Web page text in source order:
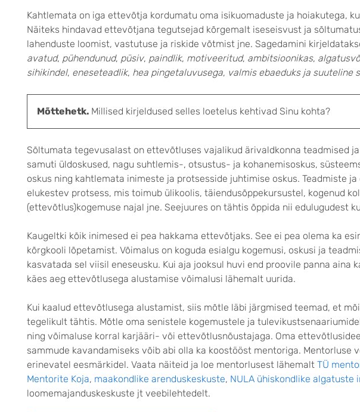
Kahtlemata on iga ettevõtja kordumatu oma isikuomaduste ja hoiakutega,
Näiteks hindavad ettevõtjana tegutsejad kõrgemalt iseseisvust ja
lahenduste loomist, vastutuse ja riskide võtmist jne. Sagedamini
avatud, pühendunud, püsiv, paindlik, motiveeritud, ambitsioonikas,
sihikindel, eneseteadlik, hea pingetaluvusega, valmis ebaeduks ja suuteline
Mõttehetk. Millised kirjeldused selles loetelus kehtivad Sinu kohta?
Sõltumata tegevusalast on ettevõtluses vajalikud ärivaldkonna teadmised
samuti üldoskused, nagu suhtlemis-, otsustus- ja kohanemisoskus,
oskus ning kahtlemata inimeste ja protsesside juhtimise oskus. Teadmiste
elukestev protsess, mis toimub ülikoolis, täiendusõppekursustel, kogenud
(ettevõtlus)kogemuse najal jne. Seejuures on tähtis õppida nii edulugudest
Kaugeltki kõik inimesed ei pea hakkama ettevõtjaks. See ei pea olema ka
kõrgkooli lõpetamist. Võimalus on koguda esialgu kogemusi, oskusi ja
kasvatada sel viisil eneseusku. Kui aja jooksul huvi end proovile panna aina
käes aeg ettevõtlusega alustamise võimalusi lähemalt uurida.
Kui kaalud ettevõtlusega alustamist, siis mõtle läbi järgmised teemad, et
tegelikult tähtis. Mõtle oma senistele kogemustele ja
ning võimaluse korral karjääri- või ettevõtlusnõustajaga. Oma
sammude kavandamiseks võib abi olla ka koostööst mentoriga. Mentorluse
erinevatel eesmärkidel. Vaata näiteid ja loe mentorlusest lähemalt TÜ
Mentorite Koja, maakondlike arenduskeskuste, NULA ühiskondlike algatuste
loomemajanduskeskuste jt veebilehtedelt.